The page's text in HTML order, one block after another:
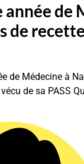
année de
de
de Médecine à
de sa PASS